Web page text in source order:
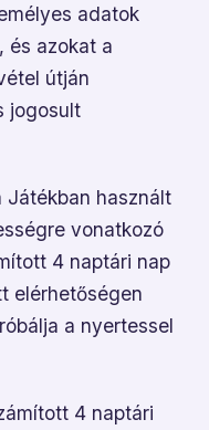
adatok
és azokat a
útján
jogosult
Játékban használt
vonatkozó
4 naptári nap
elérhetőségen
a nyertessel
4 naptári